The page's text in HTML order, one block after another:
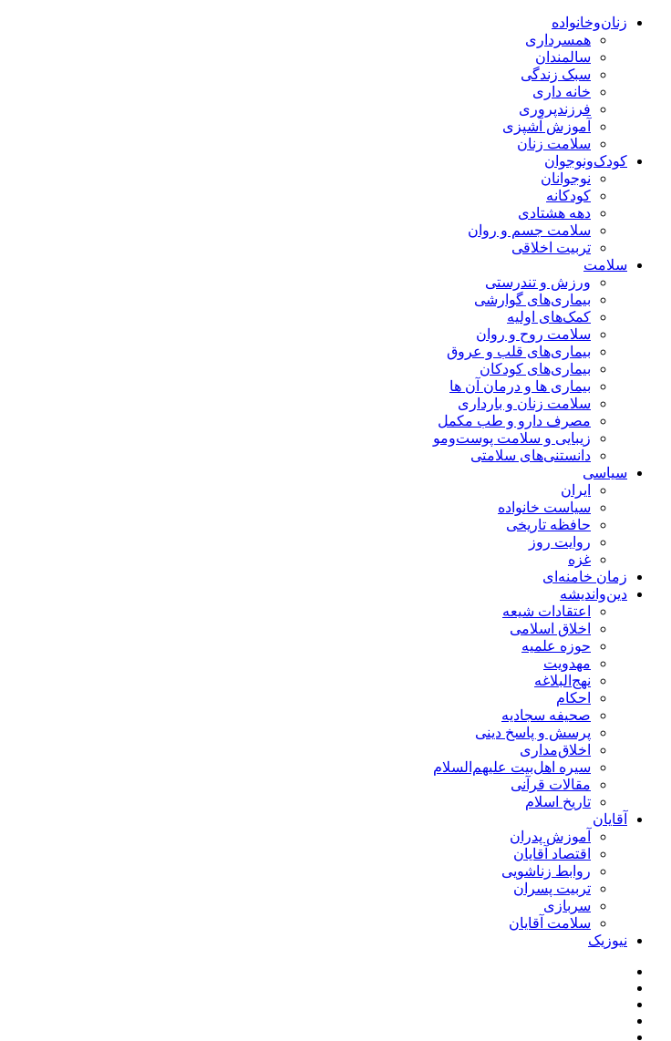
زنان‌وخانواده
همسرداری
سالمندان
سبک زندگی
خانه داری
فرزندپروری
آموزش آشپزی
سلامت زنان
کودک‌ونوجوان
نوجوانان
کودکانه
دهه هشتادی
سلامت جسم و روان
تربیت اخلاقی
سلامت
ورزش و تندرستی
بیماری‌های گوارشی
کمک‌های اولیه
سلامت روح و روان
بیماری‌های قلب و عروق
بیماری‌های کودکان
بیماری ها و درمان آن ها
سلامت زنان و بارداری
مصرف دارو و طب مکمل
زیبایی و سلامت پوست‌ومو
دانستنی‌های سلامتی
سیاسی
ایران
سیاست خانواده
حافظه تاریخی
روایت روز
غزه
زمان خامنه‌ای
دین‌واندیشه
اعتقادات شیعه
اخلاق اسلامی
حوزه علمیه
مهدویت
نهج‌البلاغه
احکام
صحیفه سجادیه
پرسش و پاسخ دینی
اخلاق‌مداری
سیره اهل‌بیت علیهم‌السلام
مقالات قرآنی
تاریخ اسلام
آقایان
آموزش پدران
اقتصاد آقایان
روابط زناشویی
تربیت پسران
سربازی
سلامت آقایان
نیوزیک